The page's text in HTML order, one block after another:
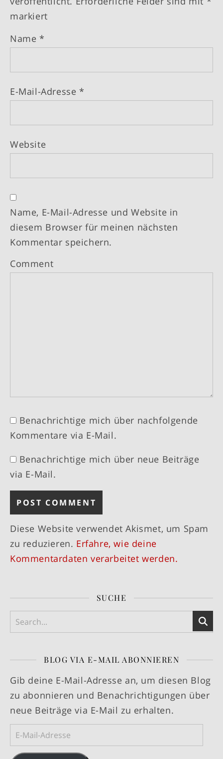
markiert
Name *
E-Mail-Adresse *
Website
Name, E-Mail-Adresse und Website in
diesem Browser für meinen nächsten
Kommentar speichern.
Comment
Benachrichtige mich über nachfolgende
Kommentare via E-Mail.
Benachrichtige mich über neue Beiträge
via E-Mail.
Diese Website verwendet Akismet, um Spam
zu reduzieren. Erfahre, wie deine
Kommentardaten verarbeitet werden.
SUCHE
BLOG VIA E-MAIL ABONNIEREN
Gib deine E-Mail-Adresse an, um diesen Blog
zu abonnieren und Benachrichtigungen über
neue Beiträge via E-Mail zu erhalten.
E-Mail-Adresse